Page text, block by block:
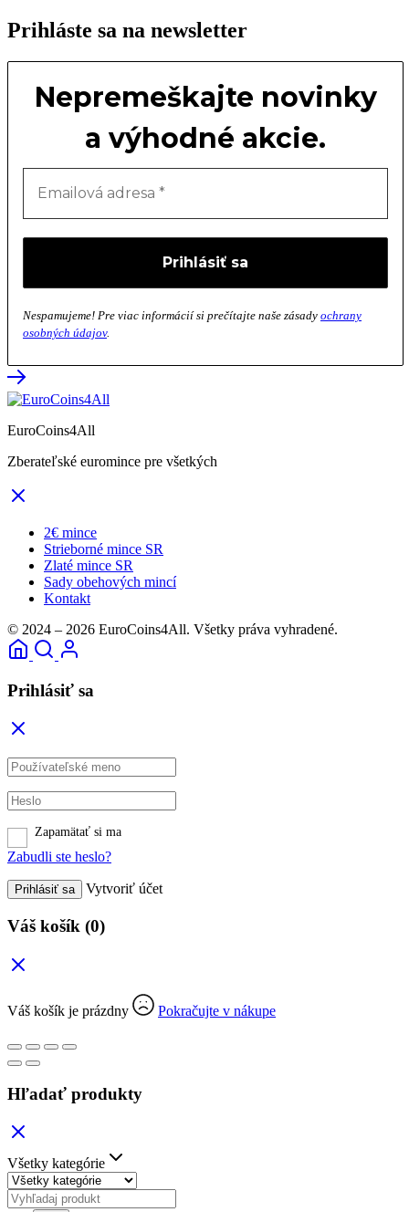
Prihláste sa na newsletter
Nepremeškajte novinky
a výhodné akcie.
Nespamujeme! Pre viac informácií si prečítajte naše zásady ochrany
osobných údajov.
EuroCoins4All
Zberateľské euromince pre všetkých
2€ mince
Strieborné mince SR
Zlaté mince SR
Sady obehových mincí
Kontakt
© 2024 – 2026 EuroCoins4All. Všetky práva vyhradené.
Prihlásiť sa
Zapamätať si ma
Zabudli ste heslo?
Prihlásiť sa Vytvoriť účet
Váš košík (0)
Váš košík je prázdny Pokračujte v nákupe
Hľadať produkty
Všetky kategórie